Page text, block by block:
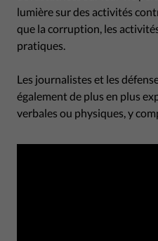
lumière sur des activités
que la corruption, les
pratiques.
Les journalistes et les
également de plus en plus
verbales ou physiques, y